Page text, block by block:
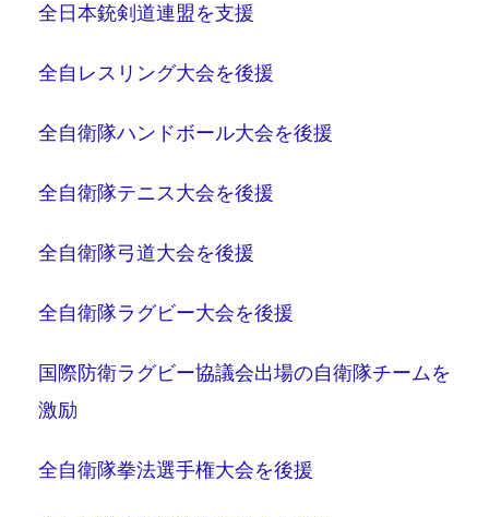
全日本銃剣道連盟を支援
全自レスリング大会を後援
全自衛隊ハンドボール大会を後援
全自衛隊テニス大会を後援
全自衛隊弓道大会を後援
全自衛隊ラグビー大会を後援
国際防衛ラグビー協議会出場の自衛隊チームを
激励
全自衛隊拳法選手権大会を後援